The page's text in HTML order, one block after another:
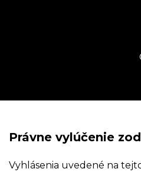
Právne vylúčenie
Vyhlásenia uvedené na